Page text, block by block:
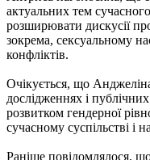
актуальних тем
розширювати дискусії
зокрема, сексуальному
конфліктів.
Очікується, що
дослідженнях і
розвитком гендерної
сучасному суспільстві і
Раніше повідомлялося,